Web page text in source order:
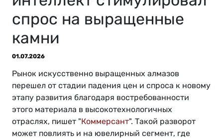
спрос на выращенные
камни
01.07.2026
Рынок искусственно выращенных алмазов
перешел от стадии падения цен и спроса к новому
этапу развития благодаря востребованности
этого материала в высокотехнологичных
отраслях, пишет "Коммерсант". Такой разворот
может повлиять и на ювелирный сегмент, где